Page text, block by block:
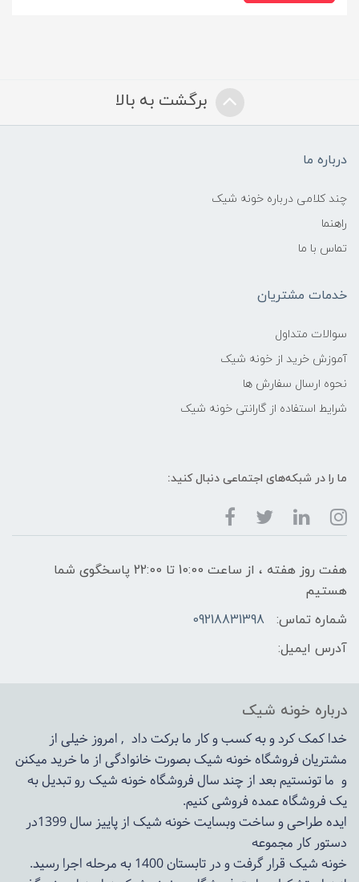
برگشت به بالا
درباره ما
چند کلامی درباره خونه شیک
راهنما
تماس با ما
خدمات مشتریان
سوالات متداول
آموزش خرید از خونه شیک
نحوه ارسال سفارش ها
شرایط استفاده از گارانتی خونه شیک
ما را در شبکه‌های اجتماعی دنبال کنید:
هفت روز هفته ، از ساعت 10:00 تا 22:00 پاسخگوی شما
هستیم
شماره تماس:
09218831398
آدرس ایمیل:
درباره خونه شیک
خدا کمک کرد و به کسب و کار ما برکت داد , امروز خیلی از
مشتریان فروشگاه خونه شیک بصورت خانوادگی از ما خرید میکنن
و ما تونستیم بعد از چند سال فروشگاهخونه شیکرو تبدیل به
یک فروشگاه عمده فروشی کنیم.
ایده طراحی و ساخت وبسایت خونه شیک از پاییز سال 1399در
دستور کار مجموعه
خونه شیک قرار گرفت و در تابستان 1400 به مرحله اجرا رسید.